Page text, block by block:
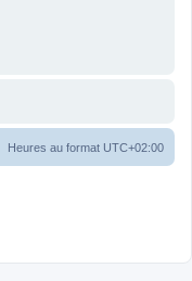
Heures au format UTC+02:00